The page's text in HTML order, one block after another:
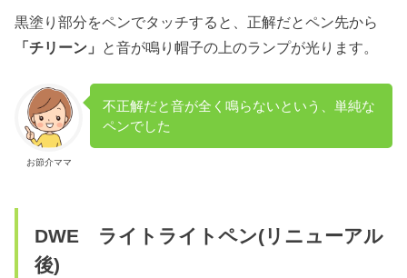
黒塗り部分をペンでタッチすると、正解だとペン先から
「チリーン」 と音が鳴り帽子の上のランプが光ります。
お節介ママ
不正解だと音が全く鳴らないという、単純な
ペンでした
DWE ライトライトペン(リニューアル
後)